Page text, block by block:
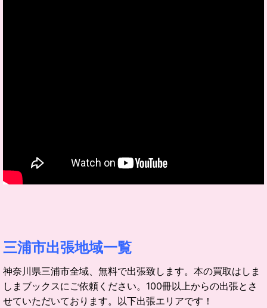
三浦市出張地域一覧
神奈川県三浦市全域、無料で出張致します。本の買取はしま
しまブックスにご依頼ください。100冊以上からの出張とさ
せていただいております。以下出張エリアです！